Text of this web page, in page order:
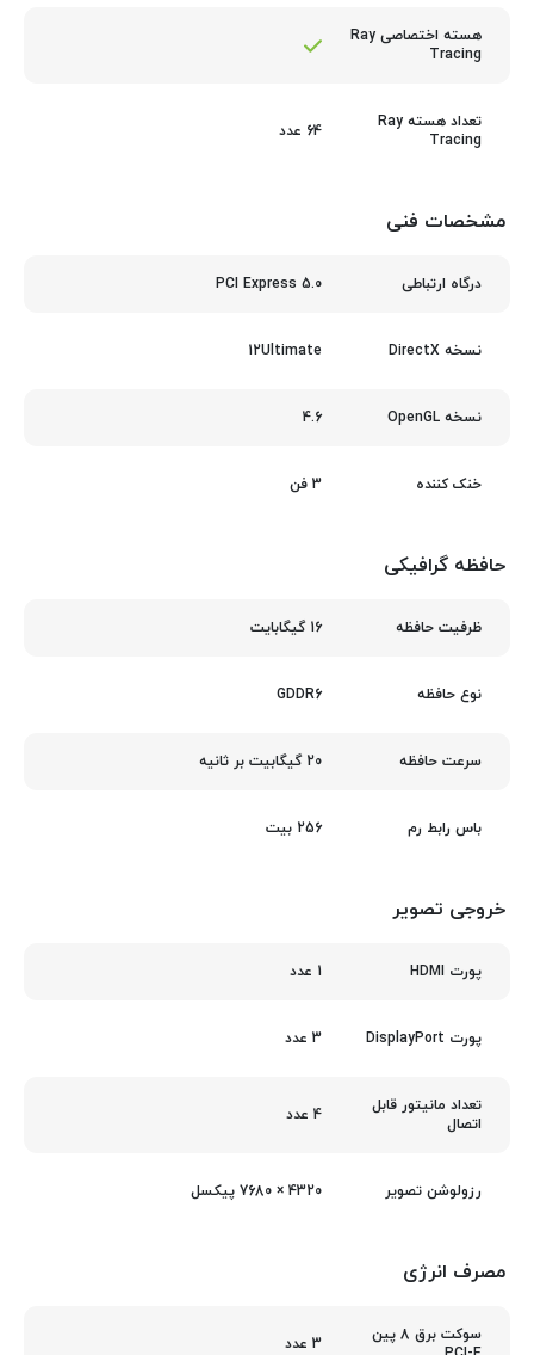
هسته اختصاصی Ray
Tracing
تعداد هسته Ray
Tracing
64 عدد
مشخصات فنی
درگاه ارتباطی PCI Express 5.0
نسخه DirectX 12Ultimate
نسخه OpenGL 4.6
خنک‌ کننده 3 فن
حافظه گرافیکی
ظرفیت حافظه 16 گیگابایت
نوع حافظه GDDR6
سرعت حافظه 20 گیگابیت بر ثانیه
باس رابط رم 256 بیت
خروجی تصویر
پورت HDMI 1 عدد
پورت DisplayPort 3 عدد
تعداد مانیتور قابل
اتصال
4 عدد
رزولوشن تصویر 4320 × 7680 پیکسل
مصرف انرژی
سوکت برق 8 پین
3 عدد